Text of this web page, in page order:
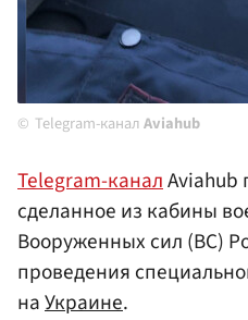
Telegram-каналAviahub
Telegram-каналAviahub
сделанное из кабины
Вооруженных сил (ВС)
проведения
наУкраине.